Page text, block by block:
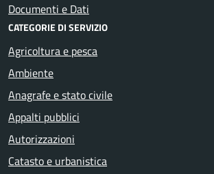
Documenti e Dati
CATEGORIE DI SERVIZIO
Agricoltura e pesca
Ambiente
Anagrafe e stato civile
Appalti pubblici
Autorizzazioni
Catasto e urbanistica